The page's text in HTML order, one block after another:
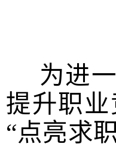
为进
提升职
“点亮求